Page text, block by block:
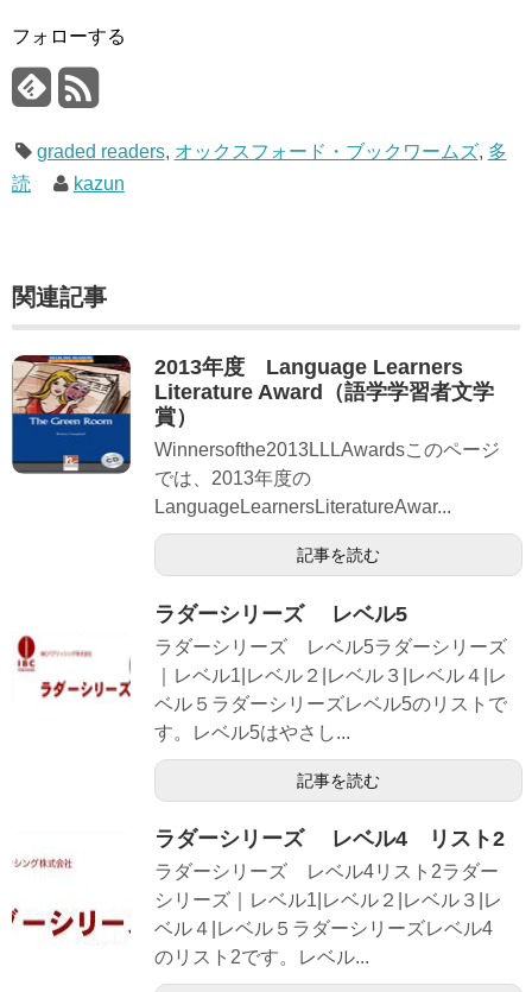
フォローする
graded readers, オックスフォード・ブックワームズ, 多
読
kazun
関連記事
2013年度 Language Learners
Literature Award（語学学習者文学
賞）
Winnersofthe2013LLLAwardsこのページ
では、2013年度の
LanguageLearnersLiteratureAwar...
記事を読む
ラダーシリーズ レベル5
ラダーシリーズ レベル5ラダーシリーズ
｜レベル1|レベル２|レベル３|レベル４|レ
ベル５ラダーシリーズレベル5のリストで
す。レベル5はやさし...
記事を読む
ラダーシリーズ レベル4 リスト2
ラダーシリーズ レベル4リスト2ラダー
シリーズ｜レベル1|レベル２|レベル３|レ
ベル４|レベル５ラダーシリーズレベル4
のリスト2です。レベル...